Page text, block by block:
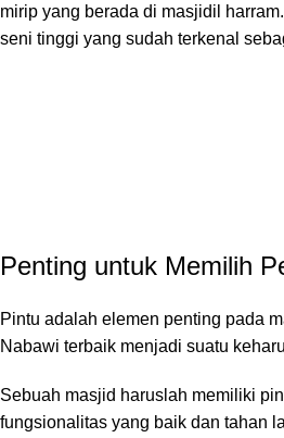
mirip yang berada di masjidil
seni tinggi yang sudah terkenal
Penting untuk Memilih
Pintu adalah elemen penting pada
Nabawi terbaik menjadi suatu
Sebuah masjid haruslah memiliki
fungsionalitas yang baik dan tahan